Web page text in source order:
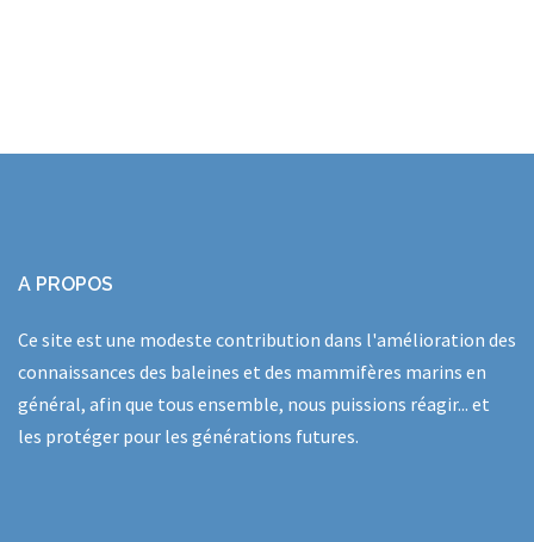
A PROPOS
Ce site est une modeste contribution dans l'amélioration des
connaissances des baleines et des mammifères marins en
général, afin que tous ensemble, nous puissions réagir... et
les protéger pour les générations futures.